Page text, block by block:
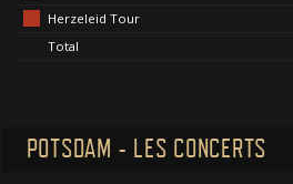
Herzeleid Tour
Total
POTSDAM - LES CONCERTS